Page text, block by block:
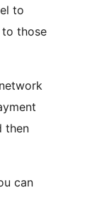
to
to those
then
can